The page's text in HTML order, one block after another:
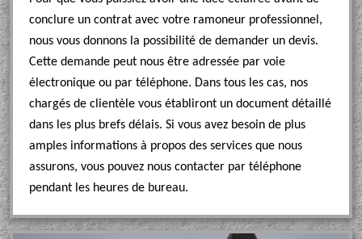
conclure un contrat avec votre ramoneur professionnel,
nous vous donnons la possibilité de demander un devis.
Cette demande peut nous être adressée par voie
électronique ou par téléphone. Dans tous les cas, nos
chargés de clientèle vous établiront un document détaillé
dans les plus brefs délais. Si vous avez besoin de plus
amples informations à propos des services que nous
assurons, vous pouvez nous contacter par téléphone
pendant les heures de bureau.